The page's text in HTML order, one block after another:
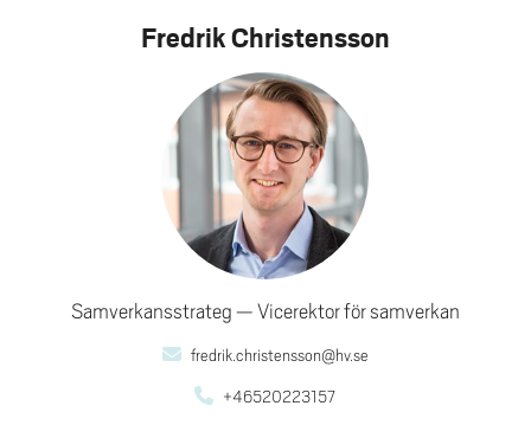
Fredrik Christensson
Samverkansstrateg Vicerektor för samverkan
fredrik.christensson@hv.se
+46520223157